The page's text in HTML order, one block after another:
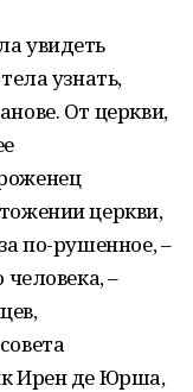
увидеть
узнать,
От церкви,
церкви,
по-рушенное, –
человека, –
Ирен де Юрша,